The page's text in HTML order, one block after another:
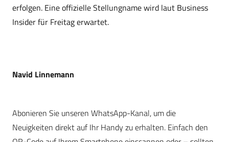
erfolgen. Eine offizielle Stellungname wird laut Business
Insider für Freitag erwartet.
Navid Linnemann
Abonieren Sie unseren WhatsApp-Kanal, um die
Neuigkeiten direkt auf Ihr Handy zu erhalten. Einfach den